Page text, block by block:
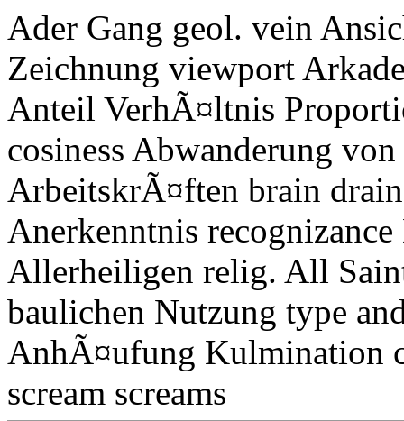
Ader Gang geol. vein
Zeichnung viewport
Anteil VerhÃ¤ltnis
cosiness Abwanderung
ArbeitskrÃ¤ften brain
Anerkenntnis
Allerheiligen relig. All
baulichen Nutzung type
AnhÃ¤ufung Kulmination
scream screams